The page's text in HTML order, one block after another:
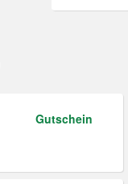
Gutschein